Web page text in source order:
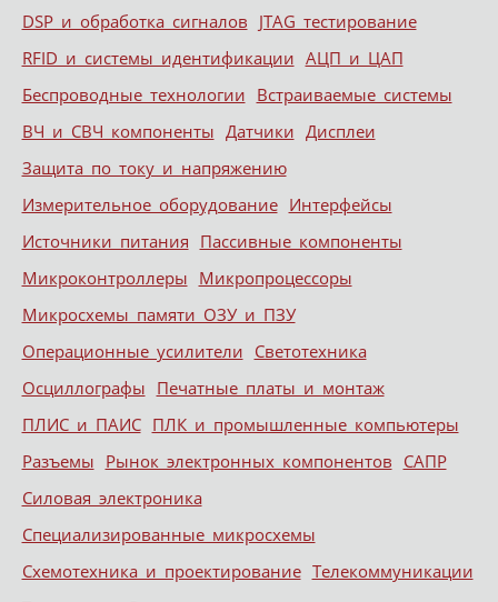
Меню
Skip to content
DSP и обработка сигналов JTAG тестирование
RFID и системы идентификации АЦП и ЦАП
Беспроводные технологии Встраиваемые системы
ВЧ и СВЧ компоненты Датчики Дисплеи
Защита по току и напряжению
Измерительное оборудование Интерфейсы
Источники питания Пассивные компоненты
Микроконтроллеры Микропроцессоры
Микросхемы памяти ОЗУ и ПЗУ
Операционные усилители Светотехника
Осциллографы Печатные платы и монтаж
ПЛИС и ПАИС ПЛК и промышленные компьютеры
Разъемы Рынок электронных компонентов САПР
Силовая электроника
Специализированные микросхемы
Схемотехника и проектирование Телекоммуникации